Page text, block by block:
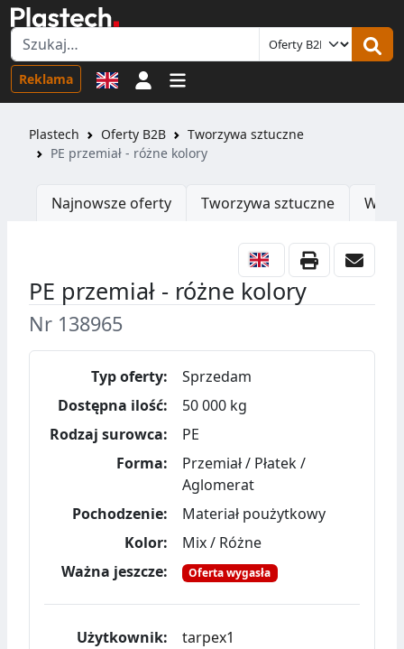
Reklama Logowanie
Plastech Oferty B2B
Tworzywa sztuczne
PE przemiał - różne kolory
Najnowsze oferty Tworzywa sztuczne
PE przemiał - różne kolory
Nr 138965
Typ oferty:
Sprzedam
Dostępna ilość:
50 000 kg
Rodzaj surowca:
PE
Forma:
Przemiał / Płatek /
Aglomerat
Pochodzenie:
Materiał poużytkowy
Kolor:
Mix / Różne
Ważna jeszcze:
Oferta wygasła
Użytkownik:
tarpex1